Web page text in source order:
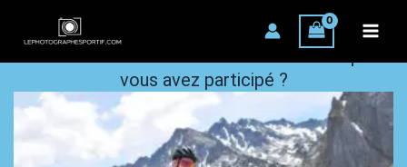
évènements
vous avez participé ?